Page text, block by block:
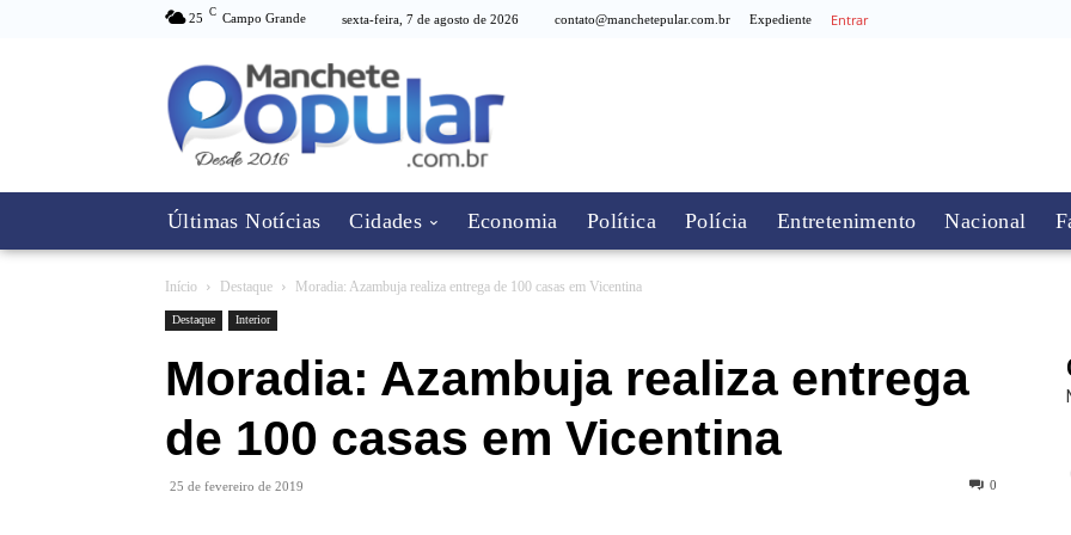
25 C Campo Grande sexta-feira, 7 de agosto de 2026 contato@manchetepular.com.br Expediente Entrar
Últimas Notícias Cidades Economia Política Polícia Entretenimento Nacional
Início Destaque Moradia: Azambuja realiza entrega de 100 casas em Vicentina
Destaque Interior
Moradia: Azambuja realiza entrega
de 100 casas em Vicentina
25 de fevereiro de 2019 0